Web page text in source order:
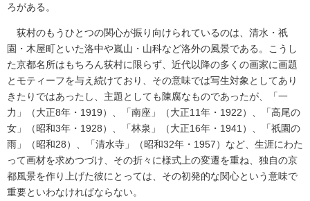
ろがある。
荻村のもうひとつの関心が振り向けられているのは、清水・祇
園・木屋町といた洛中や嵐山・山科など洛外の風景である。こうし
た京都名所はもちろん荻村に限らず、近代以降の多くの画家に画題
とモティーフを与え続けており、その意味では写生対象としてあり
きたりではあったし、主題としても陳腐なものであったが、「一
力」（大正8年・1919）、「南座」（大正11年・1922）、「高尾の
女」（昭和3年・1928）、「林泉」（大正16年・1941）、「祇園の
雨」（昭和28）、「清水寺」（昭和32年・1957）など、生涯にわた
って画材を求めつづけ、その折々に様式上の変遷を重ね、独自の京
都風景を作り上げた彼にとっては、その初発的な関心という意味で
重要といわなければならない。